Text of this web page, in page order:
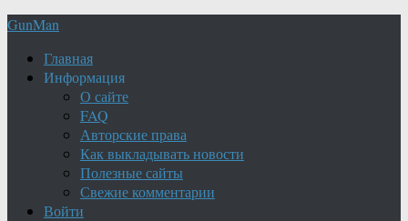
GunMan
Главная
Информация
О сайте
FAQ
Авторские права
Как выкладывать новости
Полезные сайты
Свежие комментарии
Войти